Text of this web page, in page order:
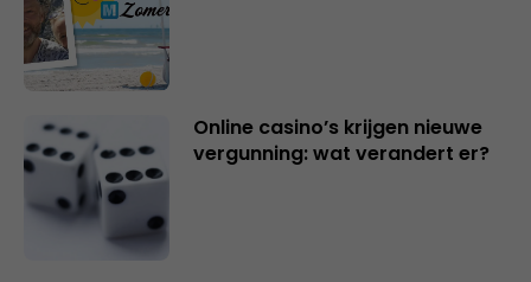
Online casino’s krijgen nieuwe
vergunning: wat verandert er?